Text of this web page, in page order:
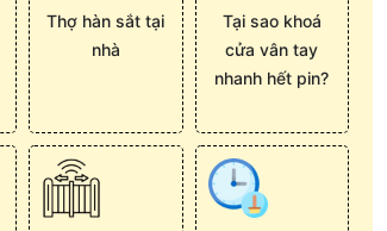
Thợ hàn sắt tại
nhà
Tại sao khoá
cửa vân tay
nhanh hết pin?